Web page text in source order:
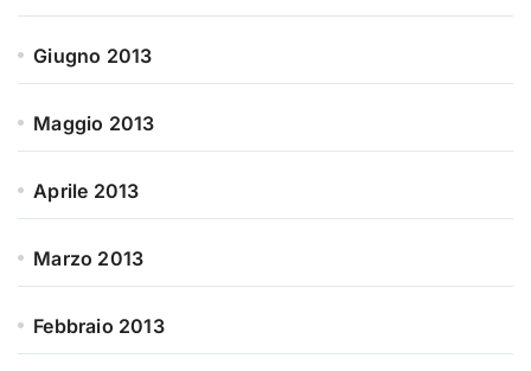
Giugno 2013
Maggio 2013
Aprile 2013
Marzo 2013
Febbraio 2013